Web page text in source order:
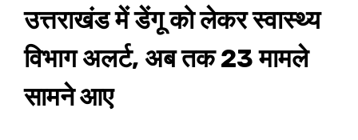
उत्तराखंड में डेंगू को लेकर स्वास्थ्य
विभाग अलर्ट, अब तक 23 मामले
सामने आए